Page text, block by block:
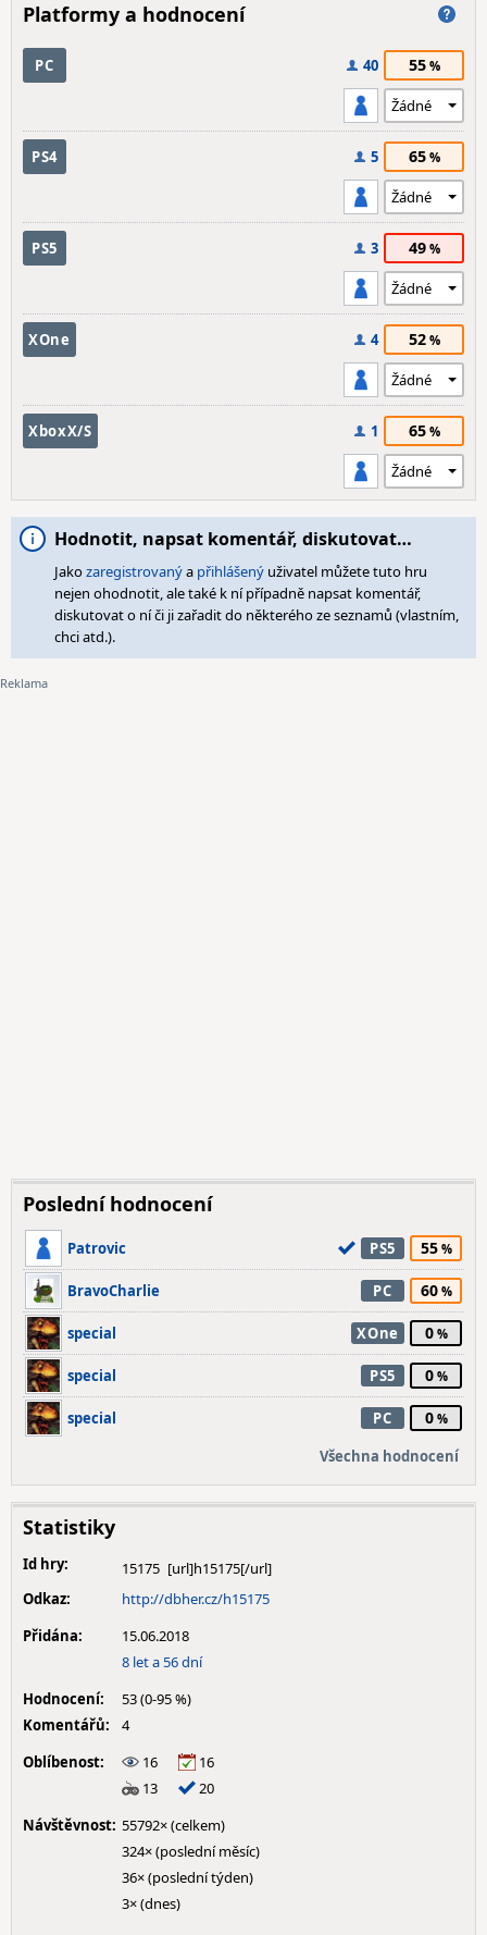
Platformy a hodnocení
PC 40 55
PS4 5 65
PS5 3 49
XOne 4 52
XboxX/S 1 65
Hodnotit, napsat komentář, diskutovat…
Jakozaregistrovanýa přihlášený uživatel můžete tuto hru
nejen ohodnotit, ale také k ní případně napsat komentář,
diskutovat o ní či ji zařadit do některého ze seznamů (vlastním,
chci atd.).
Poslední hodnocení
Patrovic PS5 55
BravoCharlie PC 60
special XOne 0
special PS5 0
special PC 0
Všechna hodnocení
Statistiky
Id hry:
15175
Odkaz:
http://dbher.cz/h15175
Přidána:
15.06.2018
8 let a 56 dní
Hodnocení:
53 (0-95 %)
Komentářů:
4
Oblíbenost:
16
16
13
20
Návštěvnost: 55792× (celkem)
324× (poslední měsíc)
36× (poslední týden)
3× (dnes)